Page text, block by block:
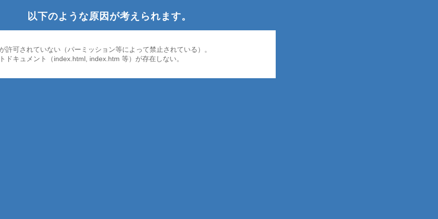
以下のような原因が考えられます。
許可されていない（パーミッション等によって禁止されている）。
ドキュメント（index.html, index.htm 等）が存在しない。